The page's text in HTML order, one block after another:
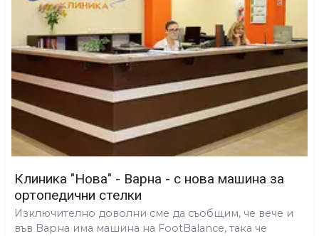
Клиника "Нова" - Варна - с нова машина за
ортопедични стелки
Изключително доволни сме да съобщим, че вече и
във Варна има машина на FootBalance, така че